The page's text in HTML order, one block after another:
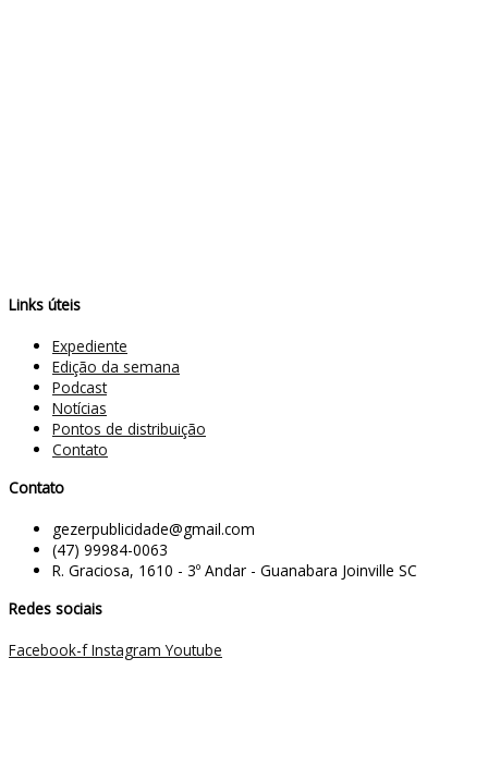
Links úteis
Expediente
Edição da semana
Podcast
Notícias
Pontos de distribuição
Contato
Contato
gezerpublicidade@gmail.com
(47) 99984-0063
R. Graciosa, 1610 - 3º Andar - Guanabara Joinville SC
Redes sociais
Facebook-f Instagram Youtube